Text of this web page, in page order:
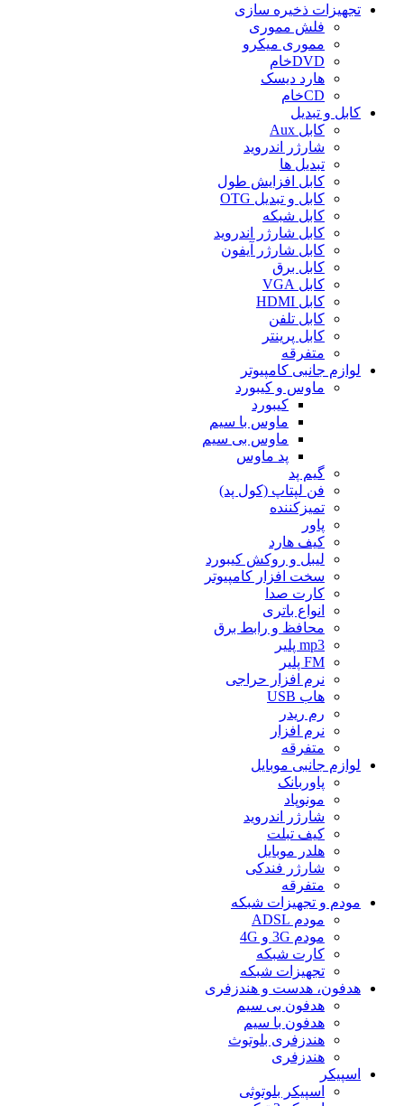
تجهیزات ذخیره سازی
فلش مموری
مموری میکرو
DVDخام
هارد دیسک
CDخام
کابل و تبدیل
کابل Aux
شارژر اندروید
تبدیل ها
کابل افزایش طول
کابل و تبدیل OTG
کابل شبکه
کابل شارژر اندروید
کابل شارژر آیفون
کابل برق
کابل VGA
کابل HDMI
کابل تلفن
کابل پرینتر
متفرقه
لوازم جانبی کامپیوتر
ماوس و کیبورد
کیبورد
ماوس با سیم
ماوس بی سیم
پد ماوس
گیم پد
فن لپتاپ (کول پد)
تمیزکننده
پاور
کیف هارد
لیبل و روکش کیبورد
سخت افزار کامپیوتر
کارت صدا
انواع باتری
محافظ و رابط برق
mp3 پلیر
FM پلیر
نرم افزار حراجی
هاب USB
رم ریدر
نرم افزار
متفرقه
لوازم جانبی موبایل
پاوربانک
مونوپاد
شارژر اندروید
کیف تبلت
هلدر موبایل
شارژر فندکی
متفرقه
مودم و تجهیزات شبکه
مودم ADSL
مودم 3G و 4G
کارت شبکه
تجهیزات شبکه
هدفون، هدست و هندزفری
هدفون بی سیم
هدفون با سیم
هندزفری بلوتوث
هندزفری
اسپیکر
اسپیکر بلوتوثی